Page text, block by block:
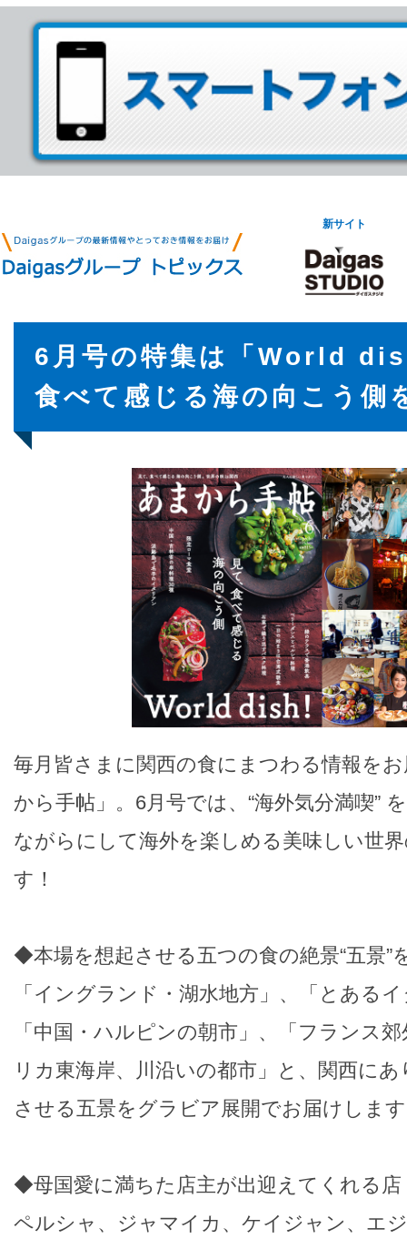
新サイト
6月号の特集は「World
食べて感じる海の向こう側
毎月皆さまに関西の食にまつわる情報を
から手帖」。6月号では、“海外気分満喫”
ながらにして海外を楽しめる美味しい世
す！
◆本場を想起させる五つの食の絶景“五景”
「イングランド・湖水地方」、「とある
「中国・ハルピンの朝市」、「フランス
リカ東海岸、川沿いの都市」と、関西に
させる五景をグラビア展開でお届けしま
◆母国愛に満ちた店主が出迎えてくれる店
ペルシャ、ジャマイカ、ケイジャン、エ